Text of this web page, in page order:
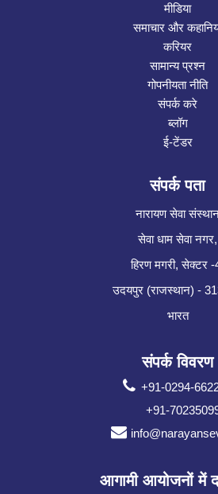
मीडिया
समाचार और
करियर
सामान्य प्रश्न
गोपनीयता नीति
संपर्क करे
ब्लॉग
ई-टेंडर
संपर्क पता
नारायण सेवा
सेवा धाम सेवा नगर,
हिरण मगरी, सेक्टर -
उदयपुर (राजस्थान) -
भारत
संपर्क विवरण
+91-0294-
+91-
आगामी आयोजनों में